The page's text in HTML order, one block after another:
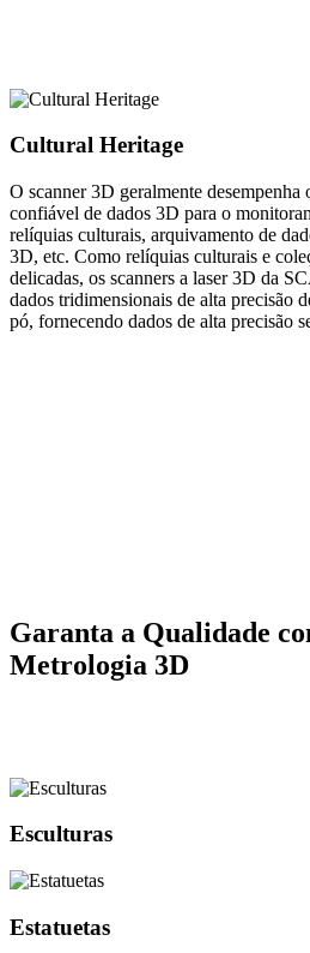
Cultural Heritage
O scanner 3D geralmente desempenha
confiável de dados 3D para o
relíquias culturais, arquivamento de
3D, etc. Como relíquias culturais e
delicadas, os scanners a laser 3D da
dados tridimensionais de alta precisão
pó, fornecendo dados de alta precisão
Garanta a Qualidade
Metrologia 3D
Esculturas
Estatuetas